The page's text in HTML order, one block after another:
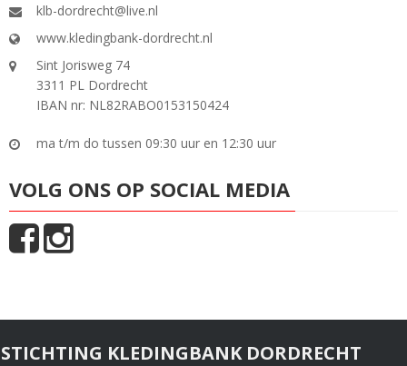
klb-dordrecht@live.nl
www.kledingbank-dordrecht.nl
Sint Jorisweg 74
3311 PL Dordrecht
IBAN nr: NL82RABO0153150424
ma t/m do tussen 09:30 uur en 12:30 uur
VOLG ONS OP SOCIAL MEDIA
STICHTING KLEDINGBANK DORDRECHT